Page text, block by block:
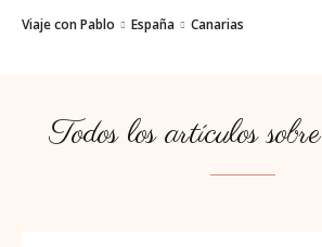
Viaje con Pablo España Canarias
Todos los artículos sobre